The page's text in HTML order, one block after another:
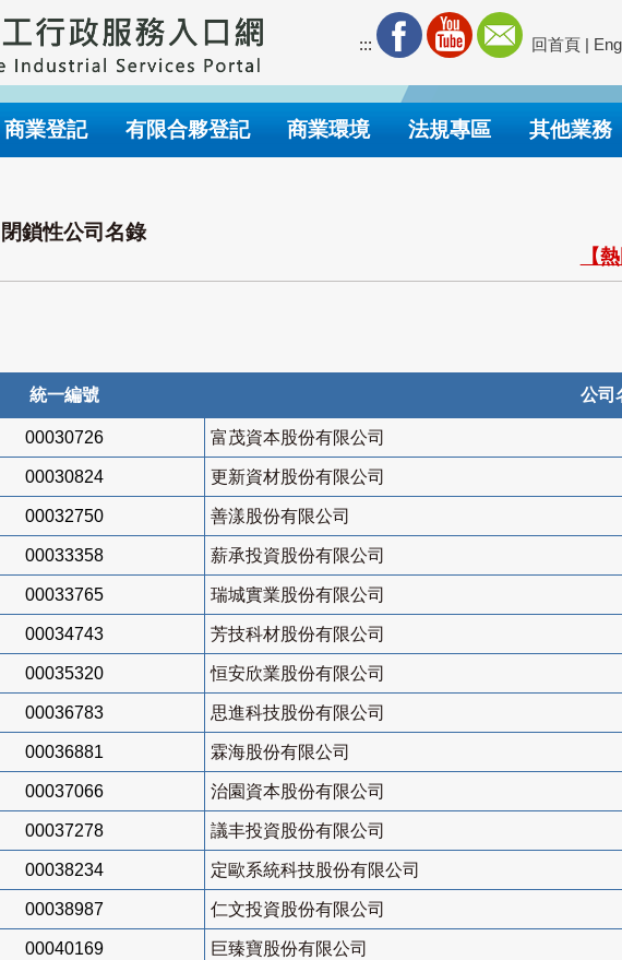
::: 回首頁 |
商業登記 有限合夥登記 商業環境 法規專區 其他業務
閉鎖性公司名錄
【
統一編號 公司
00030726 富茂資本股份有限公司
00030824 更新資材股份有限公司
00032750 善漾股份有限公司
00033358 薪承投資股份有限公司
00033765 瑞城實業股份有限公司
00034743 芳技科材股份有限公司
00035320 恒安欣業股份有限公司
00036783 思進科技股份有限公司
00036881 霖海股份有限公司
00037066 治園資本股份有限公司
00037278 議丰投資股份有限公司
00038234 定歐系統科技股份有限公司
00038987 仁文投資股份有限公司
00040169 巨臻寶股份有限公司